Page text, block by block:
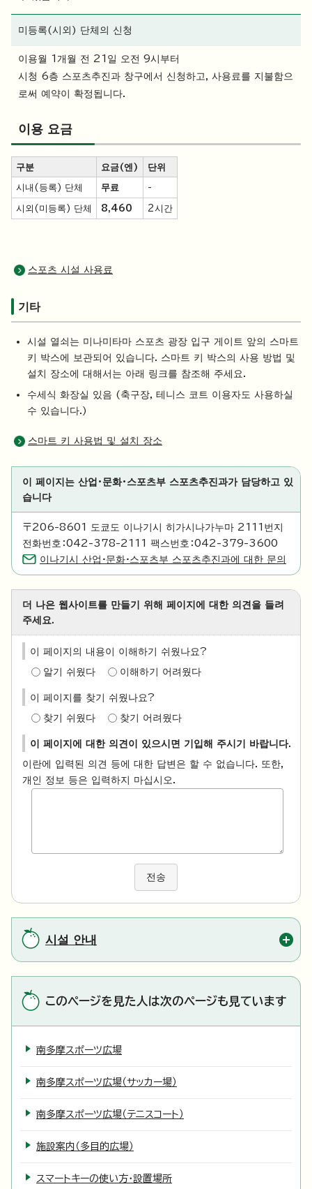
미등록(시외) 단체의 신청
이용월 1개월 전 21일 오전 9시부터
시청 6층 스포츠추진과 창구에서 신청하고, 사용료를 지불함으
로써 예약이 확정됩니다.
이용 요금
구분 요금(엔) 단위
시내(등록) 단체 무료 -
시외(미등록) 단체 8,460 2시간
스포츠 시설 사용료
기타
시설 열쇠는 미나미타마 스포츠 광장 입구 게이트 앞의 스마트
키 박스에 보관되어 있습니다. 스마트 키 박스의 사용 방법 및
설치 장소에 대해서는 아래 링크를 참조해 주세요.
수세식 화장실 있음 (축구장, 테니스 코트 이용자도 사용하실
수 있습니다.)
스마트 키 사용법 및 설치 장소
이 페이지는 산업·문화·스포츠부 스포츠추진과가 담당하고 있
습니다
〒206-8601 도쿄도 이나기시 히가시나가누마 2111번지
전화번호：042-378-2111 팩스번호：042-379-3600
이나기시 산업·문화·스포츠부 스포츠추진과에 대한 문의
더 나은 웹사이트를 만들기 위해 페이지에 대한 의견을 들려
주세요.
이 페이지의 내용이 이해하기 쉬웠나요?
알기 쉬웠다 이해하기 어려웠다
이 페이지를 찾기 쉬웠나요?
찾기 쉬웠다 찾기 어려웠다
이 페이지에 대한 의견이 있으시면 기입해 주시기 바랍니다.
이란에 입력된 의견 등에 대한 답변은 할 수 없습니다. 또한,
개인 정보 등은 입력하지 마십시오.
전송
시설 안내
このページを見た人は次のページも見ています
南多摩スポーツ広場
南多摩スポーツ広場（サッカー場）
南多摩スポーツ広場（テニスコート）
施設案内（多目的広場）
スマートキーの使い方・設置場所